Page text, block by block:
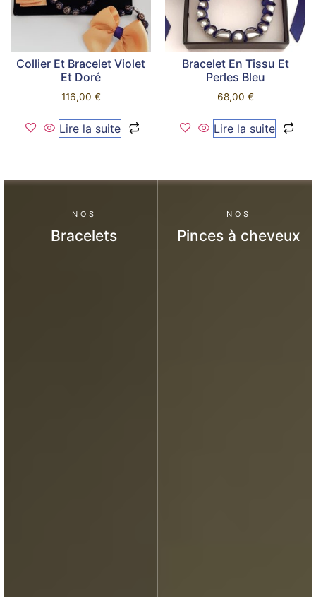
Collier Et Bracelet Violet
Et Doré
116,00 €
Lire la suite
Bracelet En Tissu Et
Perles Bleu
68,00 €
Lire la suite
NOS
Bracelets
NOS
Pinces à cheveux